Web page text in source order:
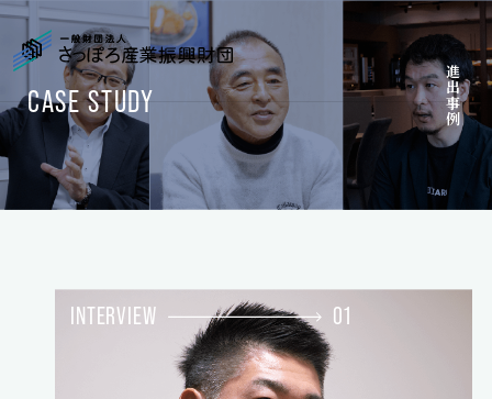
メインコンテンツへスキップ
CASE STUDY 進出事例
INTERVIEW 01